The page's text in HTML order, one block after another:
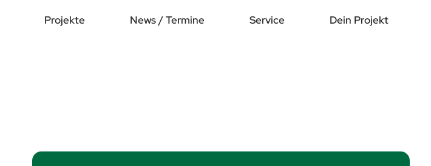
Projekte News / Termine Service Dein Projekt